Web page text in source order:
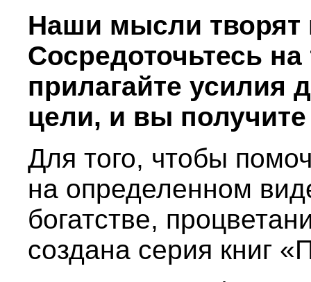
Наши мысли творят
Сосредоточьтесь
прилагайте усилия
цели, и вы
Для того, чтобы
на определенном
богатстве,
создана серия книг